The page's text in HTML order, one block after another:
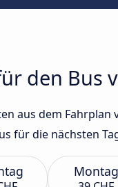
den Bus
aus dem Fahrplan
für die nächsten
Montag